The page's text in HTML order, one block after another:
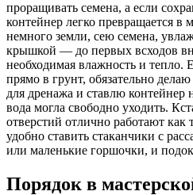
проращивать семена, а если
контейнер легко превращается
немного земли, сею семена,
крышкой — до первых всходов
необходимая влажность и тепло.
прямо в грунт, обязательно
для дренажа и ставлю
вода могла свободно уходить.
отверстий отлично работают
удобно ставить стаканчики с
или маленькие горшочки, и
Порядок в